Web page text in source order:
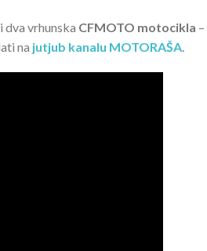
dva vrhunska CFMOTO motocikla –
na jutjub kanalu MOTORAŠA